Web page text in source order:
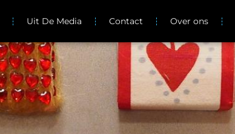
Uit De Media Contact Over ons